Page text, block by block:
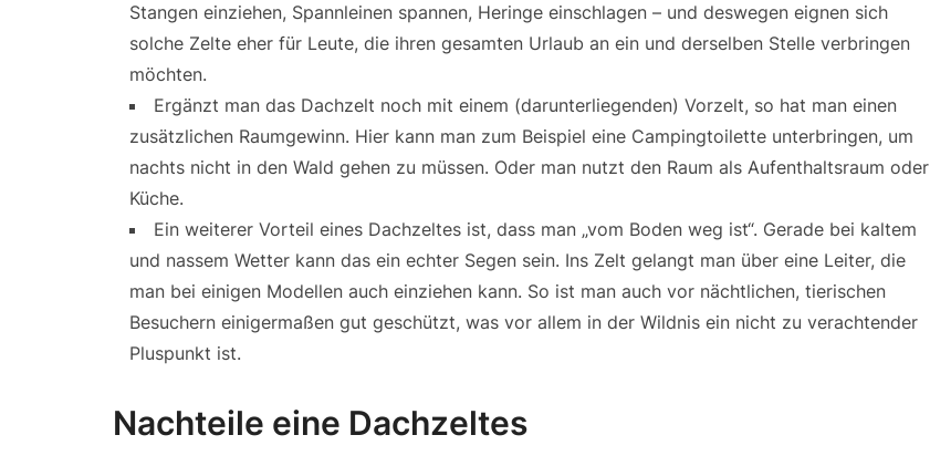
Stangen einziehen, Spannleinen spannen, Heringe einschlagen – und deswegen eignen sich
solche Zelte eher für Leute, die ihren gesamten Urlaub an ein und derselben Stelle verbringen
möchten.
Ergänzt man das Dachzelt noch mit einem (darunterliegenden) Vorzelt, so hat man einen
zusätzlichen Raumgewinn. Hier kann man zum Beispiel eine Campingtoilette unterbringen, um
nachts nicht in den Wald gehen zu müssen. Oder man nutzt den Raum als Aufenthaltsraum oder
Küche.
Ein weiterer Vorteil eines Dachzeltes ist, dass man „vom Boden weg ist“. Gerade bei kaltem
und nassem Wetter kann das ein echter Segen sein. Ins Zelt gelangt man über eine Leiter, die
man bei einigen Modellen auch einziehen kann. So ist man auch vor nächtlichen, tierischen
Besuchern einigermaßen gut geschützt, was vor allem in der Wildnis ein nicht zu verachtender
Pluspunkt ist.
Nachteile eine Dachzeltes